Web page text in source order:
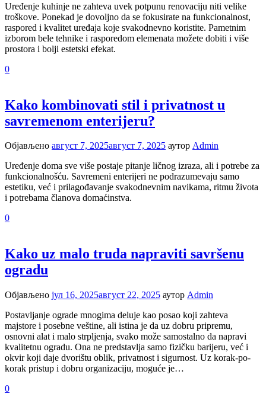
Uređenje kuhinje ne zahteva uvek potpunu renovaciju niti velike
troškove. Ponekad je dovoljno da se fokusirate na funkcionalnost,
raspored i kvalitet uređaja koje svakodnevno koristite. Pametnim
izborom bele tehnike i rasporedom elemenata možete dobiti i više
prostora i bolji estetski efekat.
0
Kako kombinovati stil i privatnost u
savremenom enterijeru?
Објављено август 7, 2025август 7, 2025 аутор Admin
Uređenje doma sve više postaje pitanje ličnog izraza, ali i potrebe za
funkcionalnošću. Savremeni enterijeri ne podrazumevaju samo
estetiku, već i prilagođavanje svakodnevnim navikama, ritmu života
i potrebama članova domaćinstva.
0
Kako uz malo truda napraviti savršenu
ogradu
Објављено јул 16, 2025август 22, 2025 аутор Admin
Postavljanje ograde mnogima deluje kao posao koji zahteva
majstore i posebne veštine, ali istina je da uz dobru pripremu,
osnovni alat i malo strpljenja, svako može samostalno da napravi
kvalitetnu ogradu. Ona ne predstavlja samo fizičku barijeru, već i
okvir koji daje dvorištu oblik, privatnost i sigurnost. Uz korak-po-
korak pristup i dobru organizaciju, moguće je…
0